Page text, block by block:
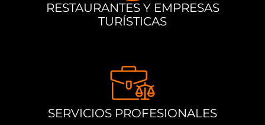
RESTAURANTES Y EMPRESAS
TURÍSTICAS
SERVICIOS PROFESIONALES